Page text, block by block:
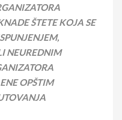
ŠTETE KOJA SE
NEUREDNIM
OPŠTIM